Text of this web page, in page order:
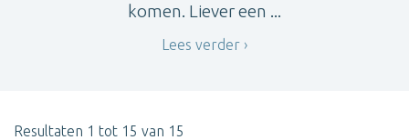
komen. Liever een ...
Lees verder
Resultaten 1 tot 15 van 15